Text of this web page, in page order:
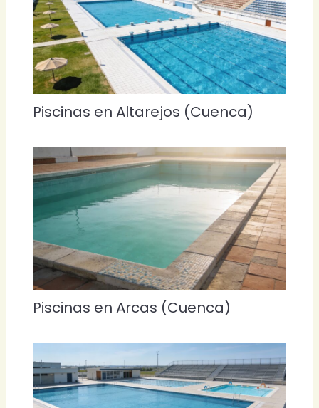
Piscinas en Altarejos (Cuenca)
Piscinas en Arcas (Cuenca)